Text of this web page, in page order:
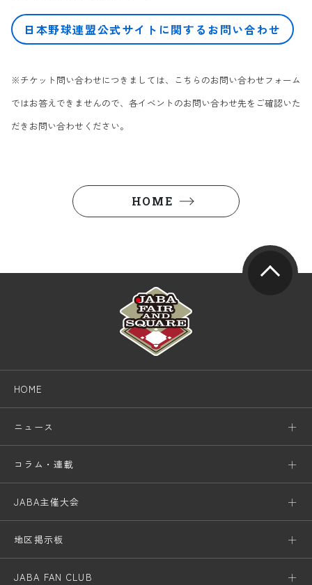
日本野球連盟公式サイトに関するお問い合わせ
※チケット問い合わせにつきましては、こちらのお問い合わせフォーム
ではお答えできませんので、各イベントのお問い合わせ先をご確認いた
だきお問い合わせください。
HOME
HOME
ニュース
コラム・連載
JABA主催大会
地区掲示板
JABA FAN CLUB